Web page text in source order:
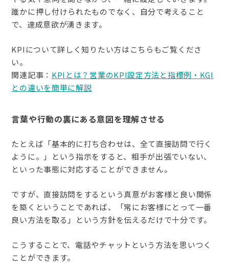
誰かに押し付けられたものでなく、自分で考えること
で、達成意欲が湧きます。
KPIについて詳しく知りたい方はこちらもご覧くださ
い。
関連記事： KPIとは？営業のKPI設定方法と指標例・KGI
との違いを簡単に解説
言葉や行動の裏にある意図を理解させる
たとえば「基本的に打ち合わせは、全て直接訪問で行く
ように。」という指示をすると、相手が出張でいない、
といった事態に対応することができません。
ですが、直接訪問をするという真意がお客様と良い関係
を築くということであれば、「常にお客様にとって一番
良い方法を取る」という方針を伝えるだけで十分です。
こうすることで、電話やチャットという方法を思いつく
ことができます。